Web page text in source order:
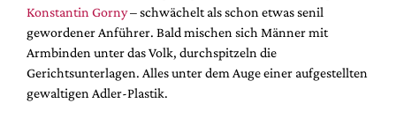
Konstantin Gorny– schwächelt als schon etwas senil
gewordener Anführer. Bald mischen sich Männer mit
Armbinden unter das Volk, durchspitzeln die
Gerichtsunterlagen. Alles unter dem Auge einer aufgestellten
gewaltigen Adler-Plastik.